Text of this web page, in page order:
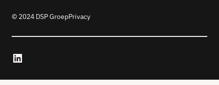
© 2024 DSP GroepPrivacy